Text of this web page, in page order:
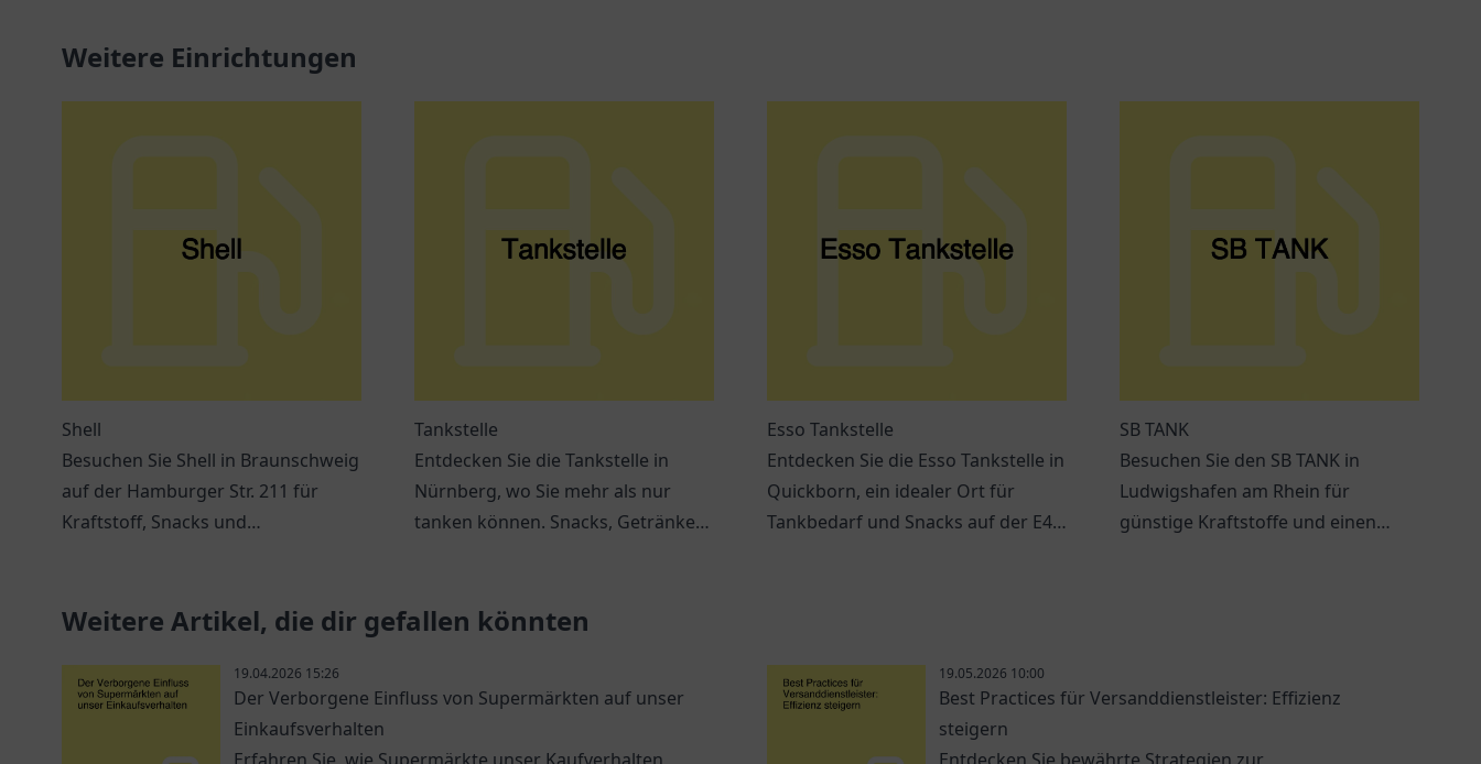
Weitere Einrichtungen
Shell
Besuchen Sie Shell in Braunschweig
auf der Hamburger Str. 211 für
Kraftstoff, Snacks und
Tankstelle
Entdecken Sie die Tankstelle in
Nürnberg, wo Sie mehr als nur
tanken können. Snacks, Getränke
Esso Tankstelle
Entdecken Sie die Esso Tankstelle in
Quickborn, ein idealer Ort für
Tankbedarf und Snacks auf der E45.
SB TANK
Besuchen Sie den SB TANK in
Ludwigshafen am Rhein für
günstige Kraftstoffe und einen
Weitere Artikel, die dir gefallen könnten
19.04.2026 15:26
Der Verborgene Einfluss von Supermärkten auf unser
Einkaufsverhalten
19.05.2026 10:00
Best Practices für Versanddienstleister: Effizienz
steigern